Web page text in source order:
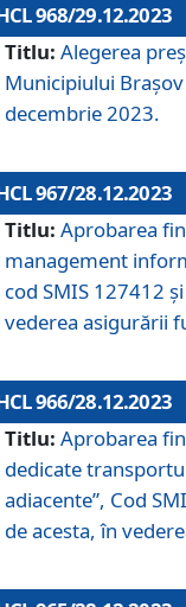
968/29.12.2023
Titlu: Alegerea
Municipiului
decembrie 2023.
967/28.12.2023
Titlu: Aprobarea
management
cod SMIS 127412
vederea asigurării
966/28.12.2023
Titlu: Aprobarea
dedicate
adiacente”, Cod
de acesta, în